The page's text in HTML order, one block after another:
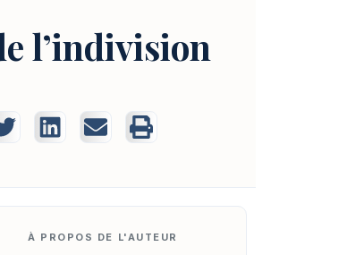
l’indivision